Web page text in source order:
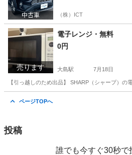
（株）ICT
売ります
電子レンジ・無料
0円
大島駅 7月18日
【引っ越しのため出品】 SHARP（シャープ）
ページTOPへ
投稿
誰でも今すぐ30秒で